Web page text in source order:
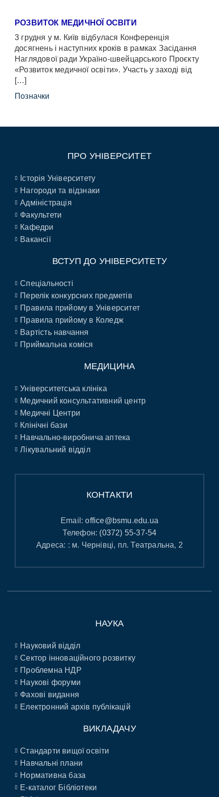
РОЗВИТОК МЕДИЧНОЇ ОСВІТИ
3 грудня у м. Київ відбулася Конференція
досягнень і наступних кроків в рамках Засідання
Наглядової ради Україно-швейцарського Проєкту
«Розвиток медичної освіти». Участь у заході від
[…]
Позначки
ПРО УНІВЕРСИТЕТ
Історія Університету
Нагороди та відзнаки
Адміністрація
Факультети
Кафедри
Вакансії
ВСТУП ДО УНІВЕРСИТЕТУ
Спеціальності
Перелік конкурсних предметів
Правила прийому в Університет
Правила прийому в Коледж
Вартість навчання
Приймальна коміся
МЕДИЦИНА
Університетська клініка
Медичний консультативний центр
Медичні Центри
Клінічні бази
Навчально-виробнича аптека
Лікувальний відділ
КОНТАКТИ
Email:office@bsmu.edu.ua
Телефон: (0372) 55-37-54
Адреса: : м. Чернівці, пл. Театральна, 2
НАУКА
Науковий відділ
Сектор інноваційного розвитку
Проблемна НДР
Наукові форуми
Фахові видання
Електронний архів публікацій
ВИКЛАДАЧУ
Стандарти вищої освіти
Навчальні плани
Нормативна база
E-каталог Бібліотеки